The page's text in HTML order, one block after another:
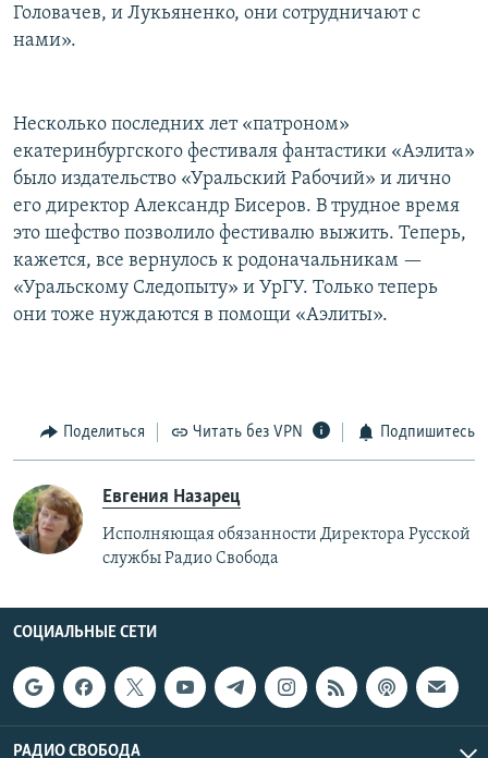
Головачев, и Лукьяненко, они сотрудничают с
нами».
Несколько последних лет «патроном»
екатеринбургского фестиваля фантастики «Аэлита»
было издательство «Уральский Рабочий» и лично
его директор Александр Бисеров. В трудное время
это шефство позволило фестивалю выжить. Теперь,
кажется, все вернулось к родоначальникам —
«Уральскому Следопыту» и УрГУ. Только теперь
они тоже нуждаются в помощи «Аэлиты».
Поделиться Читать без VPN Подпишитесь
Евгения Назарец
Исполняющая обязанности Директора Русской
службы Радио Свобода
СОЦИАЛЬНЫЕ СЕТИ
РАДИО СВОБОДА